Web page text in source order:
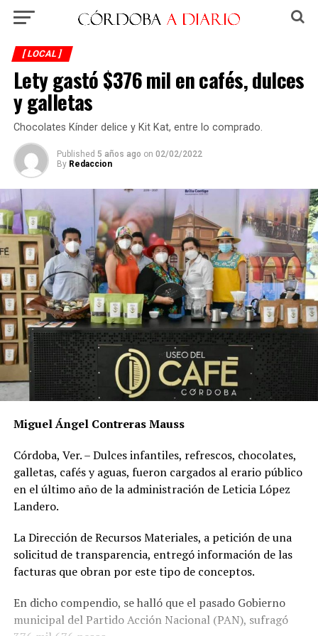
[ LOCAL ]
Lety gastó $376 mil en cafés, dulces
y galletas
Chocolates Kínder delice y Kit Kat, entre lo comprado.
Published 5 años ago on 02/02/2022
By Redaccion
Miguel Ángel Contreras Mauss
Córdoba, Ver. – Dulces infantiles, refrescos, chocolates,
galletas, cafés y aguas, fueron cargados al erario público
en el último año de la administración de Leticia López
Landero.
La Dirección de Recursos Materiales, a petición de una
solicitud de transparencia, entregó información de las
facturas que obran por este tipo de conceptos.
En dicho compendio, se halló que el pasado Gobierno
municipal del Partido Acción Nacional (PAN), sufragó